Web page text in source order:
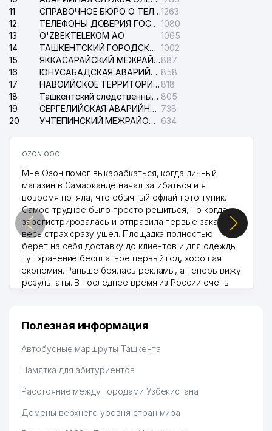
СРЕДНЯЯ ШКОЛА №131
SERVER-SERVIS-PLYUS ЧП
CHERSI ООО
KOMPYUTER SPEKTR ООО
INTER CAPITAL СП ООО
KANS-SARBON ООО
11
СПРАВОЧНОЕ БЮРО О ТЕЛЕФОНАХ ОРГАНИЗАЦИЙ г. ТАШКЕНТА1263
12
ТЕЛЕФОНЫ ДОВЕРИЯ ГОСУДАРСТВЕННОГО ЦЕНТРА ТЕСТИРОВАНИЯ 1080
13
O'ZBEKTELEKOM АО
1065
14
ТАШКЕНТСКИЙ ГОРОДСКОЙ СУД ПО ГРАЖДАНСКИМ ДЕЛАМ 1002
15
ЯККАСАРАЙСКИЙ МЕЖРАЙОННЫЙ СУД ПО ГРАЖДАНСКИМ ДЕЛАМ887
16
ЮНУСАБАДСКАЯ АВАРИЙНАЯ СЛУЖБА ЭЛЕКТРОСЕТИ 858
17
НАВОИЙСКОЕ ТЕРРИТОРИАЛЬНОЕ ПРЕДПРИЯТИЕ ЭЛЕКТРОСЕТИ АО 818
18
Ташкентский следственный изолятор 805
19
СЕРГЕЛИЙСКАЯ АВАРИЙНАЯ СЛУЖБА ЭЛЕКТРОСЕТИ 738
20
УЧТЕПИНСКИЙ МЕЖРАЙОННЫЙ СУД ПО ГРАЖДАНСКИМ ДЕЛАМ 634
OZON ООО
Мне Озон помог выкарабкаться, когда личный
магазин в Самарканде начал загибаться и я
вовремя поняла, что обычный офлайн это тупик.
Самое трудное было просто решиться, но когда
зарегистрировалась и отправила первые заказы,
весь страх сразу ушел. Площадка полностью
берет на себя доставку до клиентов и для одежды
тут хранение бесплатное первый год, хорошая
экономия. Раньше боялась рекламы, а теперь вижу
результаты. В последнее время из России очень
Hamida 03.08.2026 12:45:39
Полезная информация
Автобусные маршруты Ташкента
Памятка для абитуриентов
Расстояние между городами Узбекистана
Домены верхнего уровня стран мира